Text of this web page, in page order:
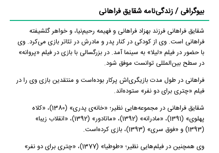
بیوگرافی / زندگی‌نامه شقایق فراهانی
شقایق فراهانی فرزند بهزاد فراهانی و فهیمه رحیم‌نیا، و خواهر گلشیفته
فراهانی است.‌ وی از کودکی در کنار پدر و مادرش در تئاتر بازی می‌کرد. وی
با حضور در فیلم «لیلا» به سینما آمد. در بزرگسالی با بازی در فیلم «پروانه»
در سطح بین‌المللی توانست موفق شود.
فراهانی در طول مدت بازیگری‌اش پرکار بوده‌‌است و منتقدین بازی وی را در
فیلم «چتری برای دو نفر» ستوده‌اند.
شقایق فراهانی در مجموعه‌هایی نظیر؛ «خانه‌ی پدری» (1380)، «کلاه
پهلوی» (1391)، «مادرانه» (1392)، «ماتادور» (1392)، «انقلاب زیبا»
(1393) و «فوق سری» (1393)، بازی کرده‌است.
وی همچنین در فیلم‌هایی نظیر؛ «طوطیا» (1377)، «چتری برای دو نفر»